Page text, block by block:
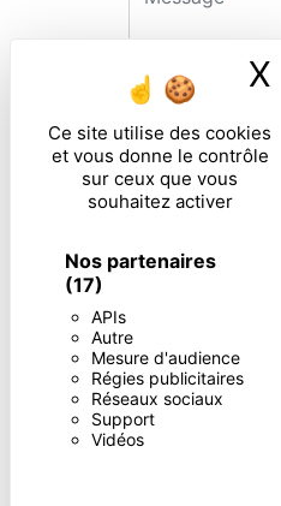
Ce site utilise des cookies
et vous donne le contrôle
sur ceux que vous
souhaitez activer
Nos partenaires
(17)
APIs
Autre
Mesure d'audience
Régies publicitaires
Réseaux sociaux
Support
Vidéos
X
Combien font
En cochant
** Les données
rectification,
contrôle, ainsi
demandé. Nous